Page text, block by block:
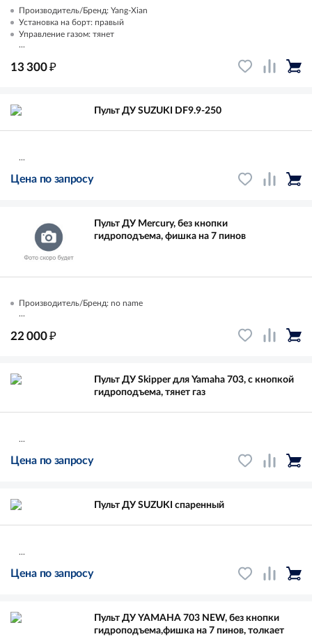
Производитель/Бренд: Yang-Xian
Установка на борт: правый
Управление газом: тянет
...
13 300₽
Пульт ДУ SUZUKI DF9.9-250
...
Цена по запросу
Пульт ДУ Mercury, без кнопки
гидроподъема, фишка на 7 пинов
Производитель/Бренд: no name
...
22 000₽
Пульт ДУ Skipper для Yamaha 703, с кнопкой
гидроподъема, тянет газ
...
Цена по запросу
Пульт ДУ SUZUKI спаренный
...
Цена по запросу
Пульт ДУ YAMAHA 703 NEW, без кнопки
гидроподъема,фишка на 7 пинов, толкает